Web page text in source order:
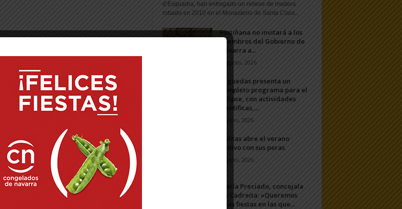
d’Esquadra, han entregado un relieve de madera
robado en 2010 en el Monasterio de Santa Clara...
Fustiñana no invitará a los
miembros del Gobierno de
Navarra a...
1 agosto, 2026
Arguedas presenta un
completo programa para el
eclipse, con actividades
científicas,...
20 julio, 2026
Ablitas abre el verano
festivo con sus peras
11 julio, 2026
María Preciado, concejala
de Cadreita: «Queremos
unas fiestas en las que...